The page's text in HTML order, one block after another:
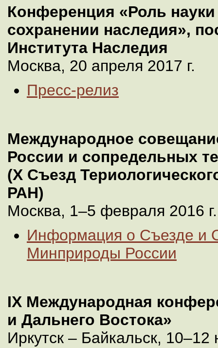
Конференция «Роль
сохранении наследия»,
Института Наследия
Москва, 20 апреля 2017 г.
Пресс-релиз
Международное
России и сопредельных
(X Съезд
РАН)
Москва, 1–5 февраля 2016 г.
Информация о Съезде и
Минприроды России
IX Международная
и Дальнего Востока»
Иркутск – Байкальск, 10–12